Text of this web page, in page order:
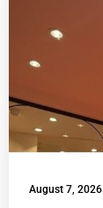
August 7, 2026